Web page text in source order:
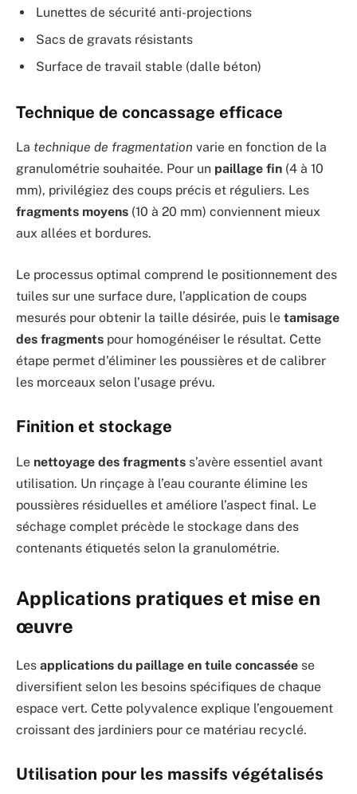
Lunettes de sécurité anti-projections
Sacs de gravats résistants
Surface de travail stable (dalle béton)
Technique de concassage efficace
La technique de fragmentation varie en fonction de la
granulométrie souhaitée. Pour un paillage fin (4 à 10
mm), privilégiez des coups précis et réguliers. Les
fragments moyens (10 à 20 mm) conviennent mieux
aux allées et bordures.
Le processus optimal comprend le positionnement des
tuiles sur une surface dure, l’application de coups
mesurés pour obtenir la taille désirée, puis le tamisage
des fragments pour homogénéiser le résultat. Cette
étape permet d’éliminer les poussières et de calibrer
les morceaux selon l’usage prévu.
Finition et stockage
Le nettoyage des fragments s’avère essentiel avant
utilisation. Un rinçage à l’eau courante élimine les
poussières résiduelles et améliore l’aspect final. Le
séchage complet précède le stockage dans des
contenants étiquetés selon la granulométrie.
Applications pratiques et mise en
œuvre
Les applications du paillage en tuile concassée se
diversifient selon les besoins spécifiques de chaque
espace vert. Cette polyvalence explique l’engouement
croissant des jardiniers pour ce matériau recyclé.
Utilisation pour les massifs végétalisés